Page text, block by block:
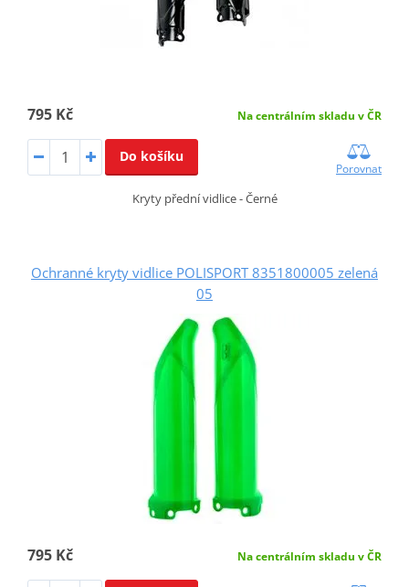
795 Kč Na centrálním skladu v ČR
Do košíku
Porovnat
Kryty přední vidlice - Černé
Ochranné kryty vidlice POLISPORT 8351800005 zelená
05
795 Kč Na centrálním skladu v ČR